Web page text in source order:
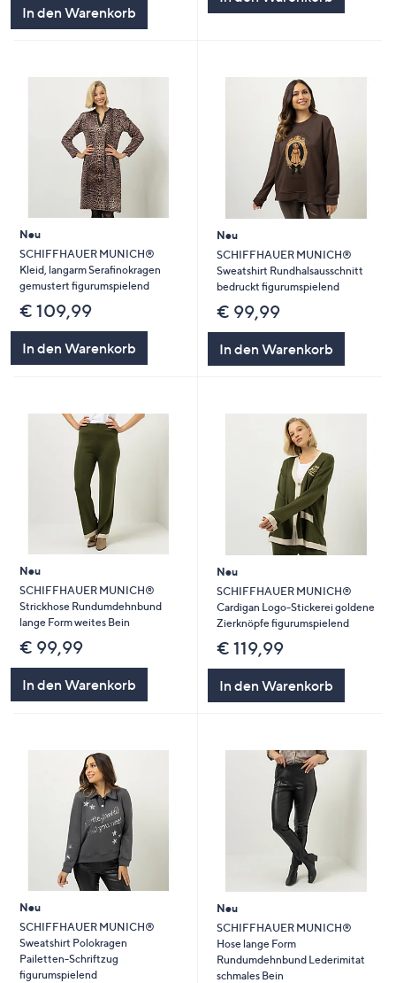
In den Warenkorb
Neu
SCHIFFHAUER MUNICH®
Kleid, langarm Serafinokragen
gemustert figurumspielend
€ 109,99
In den Warenkorb
Neu
SCHIFFHAUER MUNICH®
Sweatshirt Rundhalsausschnitt
bedruckt figurumspielend
€ 99,99
In den Warenkorb
Neu
SCHIFFHAUER MUNICH®
Strickhose Rundumdehnbund
lange Form weites Bein
€ 99,99
In den Warenkorb
Neu
SCHIFFHAUER MUNICH®
Cardigan Logo-Stickerei goldene
Zierknöpfe figurumspielend
€ 119,99
In den Warenkorb
Neu
SCHIFFHAUER MUNICH®
Sweatshirt Polokragen
Pailetten-Schriftzug
figurumspielend
Neu
SCHIFFHAUER MUNICH®
Hose lange Form
Rundumdehnbund Lederimitat
schmales Bein